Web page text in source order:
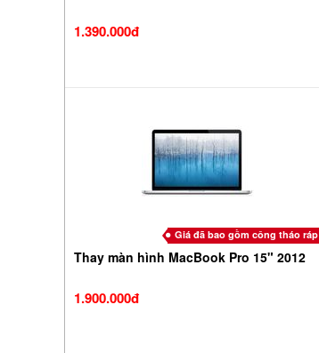
1.390.000đ
Giá đã bao gồm công tháo ráp
Thay màn hình MacBook Pro 15" 2012
1.900.000đ